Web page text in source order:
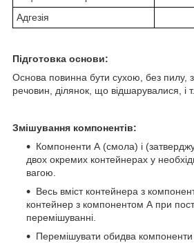
Адгезія
Підготовка основи:
Основа повинна бути сухою, без пилу,
речовин, ділянок, що відшарувалися, і
Змішування компонентів:
Компоненти А (смола) і
двох окремих контейнерах у
вагою.
Весь вміст контейнера з
контейнер з компонентом А при
перемішуванні.
Перемішувати обидва компоненти